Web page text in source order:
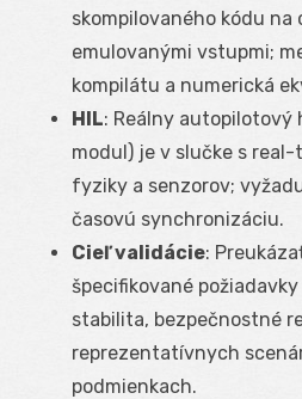
skompilovaného kódu na
emulovanými vstupmi;
kompilátu a numerická
HIL: Reálny autopilotový
modul) je v slučke s
fyziky a senzorov;
časovú synchronizáciu.
Cieľ validácie:
špecifikované
stabilita, bezpečnostné
reprezentatívnych
podmienkach.